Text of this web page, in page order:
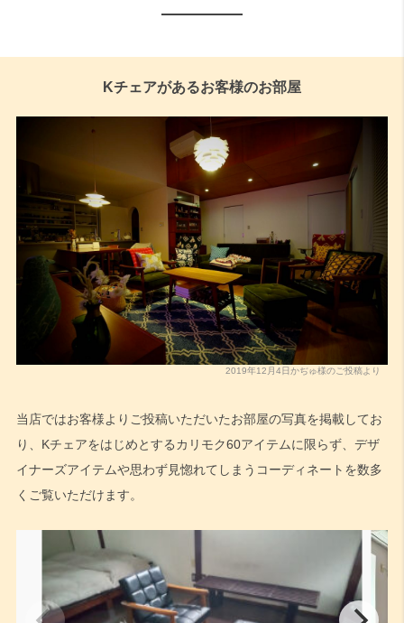
Kチェアがあるお客様のお部屋
2019年12月4日かぢゅ様のご投稿より
当店ではお客様よりご投稿いただいたお部屋の写真を掲載してお
り、Kチェアをはじめとするカリモク60アイテムに限らず、デザ
イナーズアイテムや思わず見惚れてしまうコーディネートを数多
くご覧いただけます。